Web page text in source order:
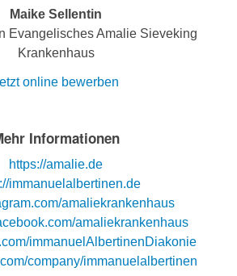
Maike Sellentin
Evangelisches Amalie Sieveking
Krankenhaus
online bewerben
Informationen
https://amalie.de
immanuelalbertinen.de
amaliekrankenhaus
amaliekrankenhaus
immanuelAlbertinenDiakonie
company/immanuelalbertinen